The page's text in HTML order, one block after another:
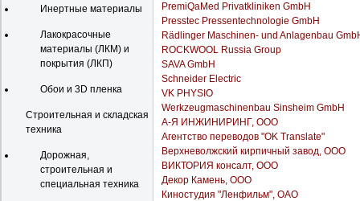
Инертные материалы
Лакокрасочные
материалы (ЛКМ) и
покрытия (ЛКП)
Обои и 3D пленка
Строительная и складская
техника
Дорожная,
строительная и
специальная техника
PremiQaMed Privatkliniken GmbH
Presstec Pressentechnologie GmbH
Rädlinger Maschinen- und Anlagenbau
ROCKWOOL Russia Group
SAVA GmbH
Schneider Electric
VK PHYSIO
Werkzeugmaschinenbau Sinsheim GmbH
А-Я ИНЖИНИРИНГ, ООО
Агентство переводов "OK Translate"
Верхневолжский кирпичный завод, ООО
ВИКТОРИЯ консалт, ООО
Декор Камень, ООО
Киностудия "Ленфильм", ОАО